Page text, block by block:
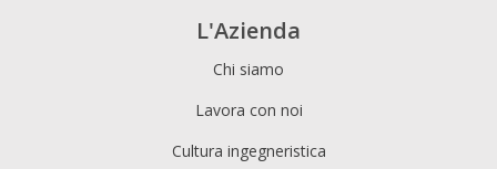
L'Azienda
Chi siamo
Lavora con noi
Cultura ingegneristica